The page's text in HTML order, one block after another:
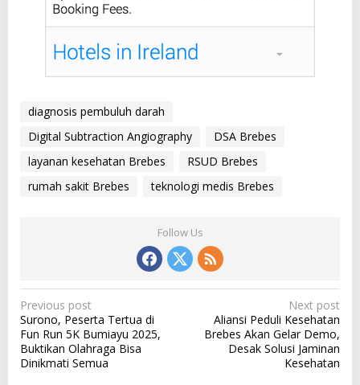
diagnosis pembuluh darah
Digital Subtraction Angiography
DSA Brebes
layanan kesehatan Brebes
RSUD Brebes
rumah sakit Brebes
teknologi medis Brebes
Follow Us
P
o
s
t
Previous post
Surono, Peserta Tertua di
Fun Run 5K Bumiayu 2025,
Buktikan Olahraga Bisa
Dinikmati Semua
Next post
Aliansi Peduli Kesehatan
Brebes Akan Gelar Demo,
Desak Solusi Jaminan
Kesehatan